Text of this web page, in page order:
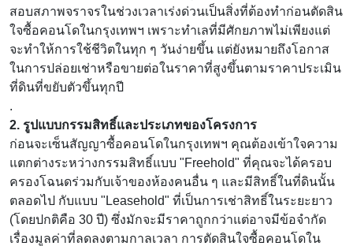
สอบสภาพจราจรในช่วงเวลาเร่งด่วนเป็นสิ่งที่ต้องทำก่อนตัดสิน
ใจซื้อคอนโดในกรุงเทพฯ เพราะทำเลที่มีศักยภาพไม่เพียงแต่
จะทำให้การใช้ชีวิตในทุก ๆ วันง่ายขึ้น แต่ยังหมายถึงโอกาส
ในการปล่อยเช่าหรือขายต่อในราคาที่สูงขึ้นตามราคาประเมิน
ที่ดินที่ขยับตัวขึ้นทุกปี
.
2. รูปแบบกรรมสิทธิ์และประเภทของโครงการ
ก่อนจะเซ็นสัญญาซื้อคอนโดในกรุงเทพฯ คุณต้องเข้าใจความ
แตกต่างระหว่างกรรมสิทธิ์แบบ "Freehold" ที่คุณจะได้ครอบ
ครองโฉนดร่วมกับเจ้าของห้องคนอื่น ๆ และมีสิทธิ์ในที่ดินนั้น
ตลอดไป กับแบบ "Leasehold" ที่เป็นการเช่าสิทธิ์ในระยะยาว
(โดยปกติคือ 30 ปี) ซึ่งมักจะมีราคาถูกกว่าแต่อาจมีข้อจำกัด
เรื่องมูลค่าที่ลดลงตามกาลเวลา การตัดสินใจซื้อคอนโดใน